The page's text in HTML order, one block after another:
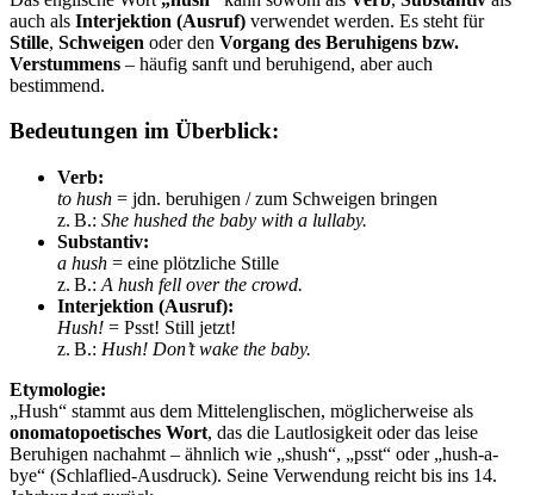
auch als Interjektion (Ausruf) verwendet werden. Es steht für
Stille, Schweigen oder den Vorgang des Beruhigens bzw.
Verstummens – häufig sanft und beruhigend, aber auch
bestimmend.
Bedeutungen im Überblick:
Verb:
to hush = jdn. beruhigen / zum Schweigen bringen
z. B.: She hushed the baby with a lullaby.
Substantiv:
a hush = eine plötzliche Stille
z. B.: A hush fell over the crowd.
Interjektion (Ausruf):
Hush! = Psst! Still jetzt!
z. B.: Hush! Don’t wake the baby.
Etymologie:
„Hush“ stammt aus dem Mittelenglischen, möglicherweise als
onomatopoetisches Wort, das die Lautlosigkeit oder das leise
Beruhigen nachahmt – ähnlich wie „shush“, „psst“ oder „hush-a-
bye“ (Schlaflied-Ausdruck). Seine Verwendung reicht bis ins 14.